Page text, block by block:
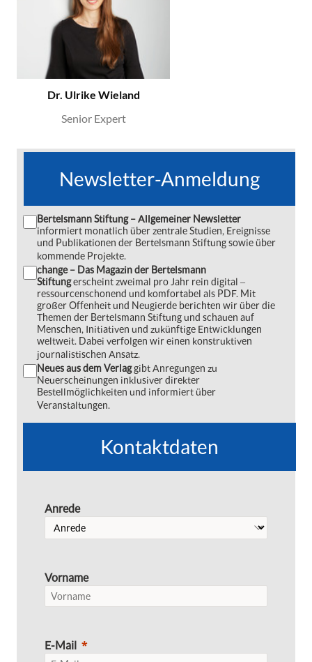
Dr. Ulrike Wieland
Senior Expert
Newsletter-Anmeldung
Bertelsmann Stiftung – Allgemeiner Newsletter
informiert monatlich über zentrale Studien, Ereignisse
und Publikationen der Bertelsmann Stiftung sowie über
kommende Projekte.
change – Das Magazin der Bertelsmann
Stiftungerscheint zweimal pro Jahr rein digital ‒
ressourcenschonend und komfortabel als PDF. Mit
großer Offenheit und Neugierde berichten wir über die
Themen der Bertelsmann Stiftung und schauen auf
Menschen, Initiativen und zukünftige Entwicklungen
weltweit. Dabei verfolgen wir einen konstruktiven
journalistischen Ansatz.
Neues aus dem Verlaggibt Anregungen zu
Neuerscheinungen inklusiver direkter
Bestellmöglichkeiten und informiert über
Veranstaltungen.
Kontaktdaten
Anrede
Vorname
E-Mail